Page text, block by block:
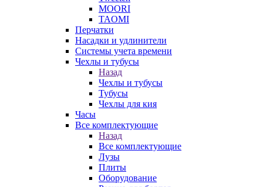
MOORI
TAOMI
Перчатки
Насадки и удлинители
Системы учета времени
Чехлы и тубусы
Назад
Чехлы и тубусы
Тубусы
Чехлы для кия
Часы
Все комплектующие
Назад
Все комплектующие
Лузы
Плиты
Оборудование